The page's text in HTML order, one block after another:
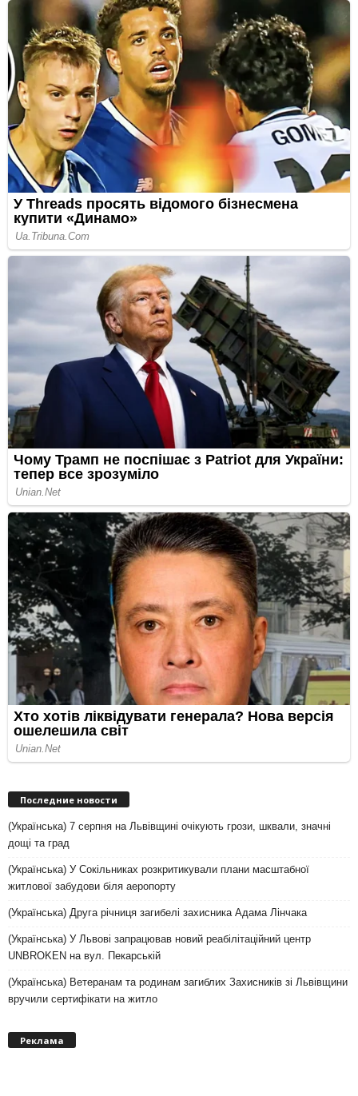
Последние новости
(Українська) 7 серпня на Львівщині очікують грози, шквали, значні
дощі та град
(Українська) У Сокільниках розкритикували плани масштабної
житлової забудови біля аеропорту
(Українська) Друга річниця загибелі захисника Адама Лінчака
(Українська) У Львові запрацював новий реабілітаційний центр
UNBROKEN на вул. Пекарській
(Українська) Ветеранам та родинам загиблих Захисників зі Львівщини
вручили сертифікати на житло
Реклама